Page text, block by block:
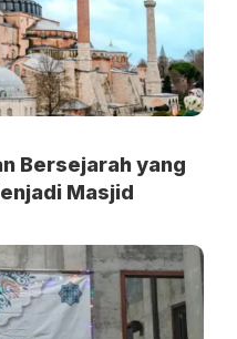
Bersejarah yang
Masjid